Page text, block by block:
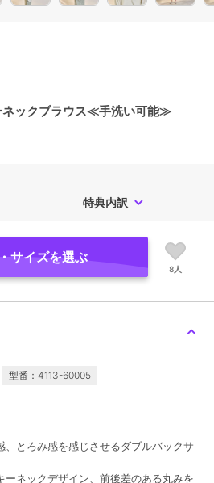
ネックブラウス≪手洗い可能≫
特典内訳
サイズを選ぶ
8人
型番：4113-60005
、とろみ感を感じさせるダブルバックサ
ーネックデザイン、前後差のある丸みを